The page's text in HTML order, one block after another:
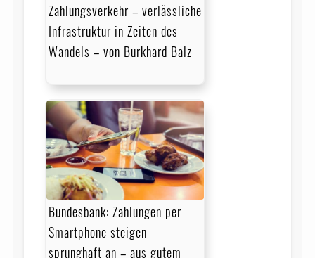
Zahlungsverkehr – verlässliche
Infrastruktur in Zeiten des
Wandels – von Burkhard Balz
Bundesbank: Zahlungen per
Smartphone steigen
sprunghaft an – aus gutem